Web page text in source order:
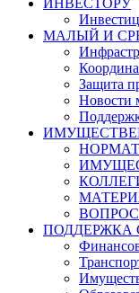
МАЛЫЙ И
Защита
Новости
ПОДДЕРЖКА